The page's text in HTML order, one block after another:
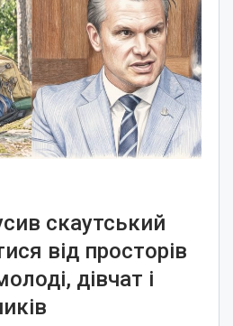
скаутський
від просторів
дівчат і